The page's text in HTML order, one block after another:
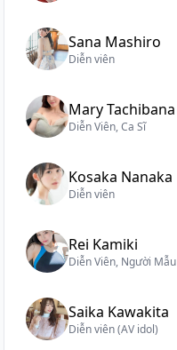
Sana Mashiro
Diễn viên
Mary Tachibana
Diễn Viên, Ca Sĩ
Kosaka Nanaka
Diễn viên
Rei Kamiki
Diễn Viên, Người Mẫu
Saika Kawakita
Diễn viên (AV idol)